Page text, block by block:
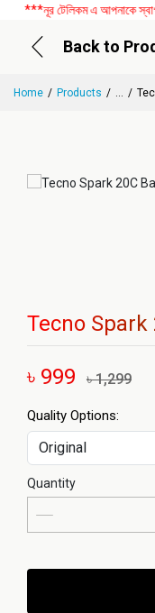
***নূর টেলিকম এ আপনাকে
Back to
Home Products ...
Tecno Spark
৳ 999 ৳ 1,299
Quality Options:
Quantity